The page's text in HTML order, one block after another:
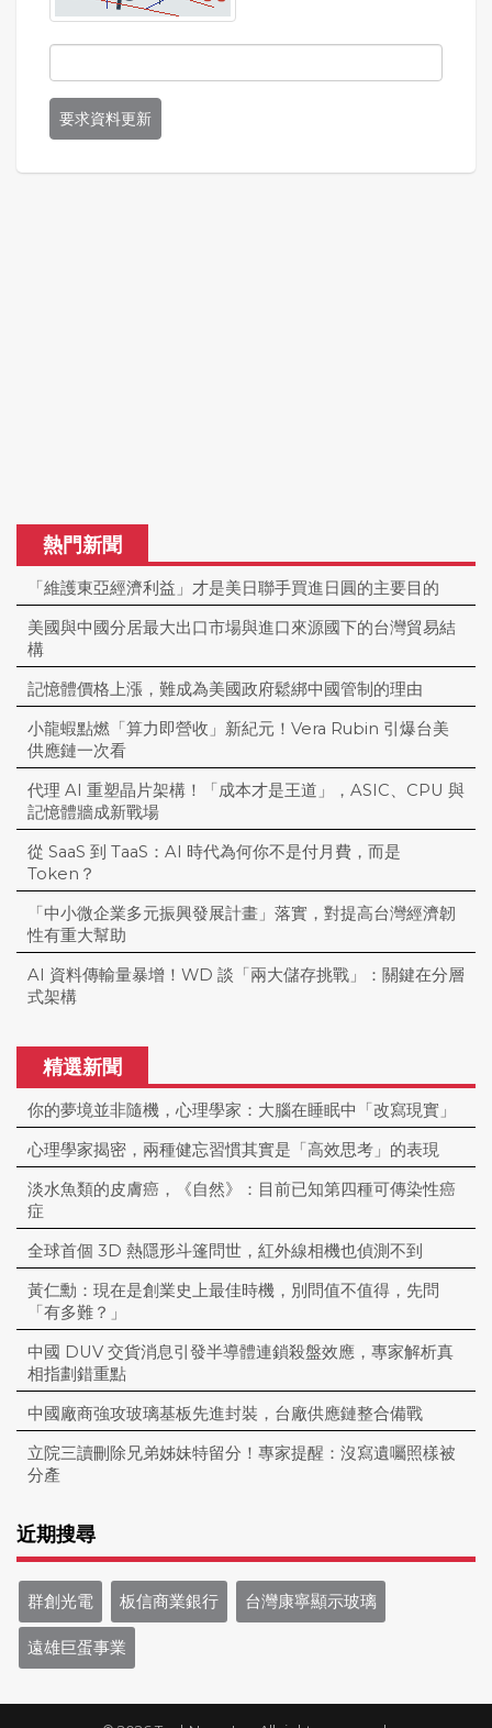
要求資料更新
熱門新聞
「維護東亞經濟利益」才是美日聯手買進日圓的主要目的
美國與中國分居最大出口市場與進口來源國下的台灣貿易結
構
記憶體價格上漲，難成為美國政府鬆綁中國管制的理由
小龍蝦點燃「算力即營收」新紀元！Vera Rubin 引爆台美
供應鏈一次看
代理 AI 重塑晶片架構！「成本才是王道」，ASIC、CPU 與
記憶體牆成新戰場
從 SaaS 到 TaaS：AI 時代為何你不是付月費，而是
Token？
「中小微企業多元振興發展計畫」落實，對提高台灣經濟韌
性有重大幫助
AI 資料傳輸量暴增！WD 談「兩大儲存挑戰」：關鍵在分層
式架構
精選新聞
你的夢境並非隨機，心理學家：大腦在睡眠中「改寫現實」
心理學家揭密，兩種健忘習慣其實是「高效思考」的表現
淡水魚類的皮膚癌，《自然》：目前已知第四種可傳染性癌
症
全球首個 3D 熱隱形斗篷問世，紅外線相機也偵測不到
黃仁勳：現在是創業史上最佳時機，別問值不值得，先問
「有多難？」
中國 DUV 交貨消息引發半導體連鎖殺盤效應，專家解析真
相指劃錯重點
中國廠商強攻玻璃基板先進封裝，台廠供應鏈整合備戰
立院三讀刪除兄弟姊妹特留分！專家提醒：沒寫遺囑照樣被
分產
近期搜尋
群創光電 板信商業銀行 台灣康寧顯示玻璃
遠雄巨蛋事業